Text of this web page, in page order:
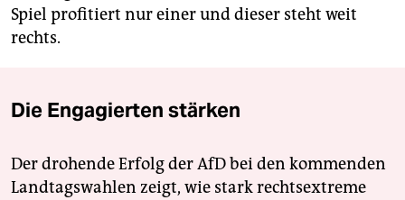
Spiel profitiert nur einer und dieser steht weit
rechts.
Die Engagierten stärken
Der drohende Erfolg der AfD bei den kommenden
Landtagswahlen zeigt, wie stark rechtsextreme